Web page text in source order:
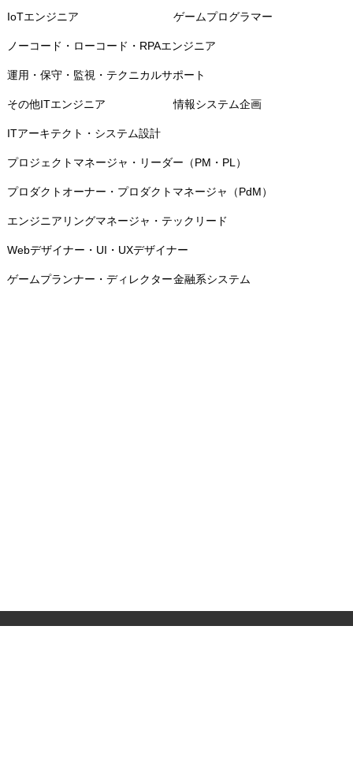
IoTエンジニア ゲームプログラマー
ノーコード・ローコード・RPAエンジニア
運用・保守・監視・テクニカルサポート
その他ITエンジニア 情報システム企画
ITアーキテクト・システム設計
プロジェクトマネージャ・リーダー（PM・PL）
プロダクトオーナー・プロダクトマネージャ（PdM）
エンジニアリングマネージャ・テックリード
Webデザイナー・UI・UXデザイナー
ゲームプランナー・ディレクター金融系システム